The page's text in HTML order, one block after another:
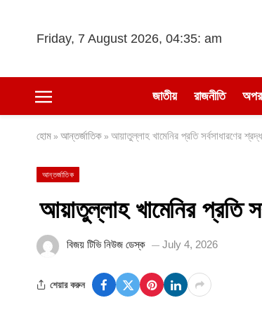
Friday, 7 August 2026, 04:35: am
জাতীয় রাজনীতি
হোম » আন্তর্জাতিক » আয়াতুল্লাহ খামেনির প্রতি সর্বসাধারণের
আন্তর্জাতিক
আয়াতুল্লাহ খামেনির প্রতি
বিজয় টিভি নিউজ ডেস্ক July 4, 2026
শেয়ার করুন